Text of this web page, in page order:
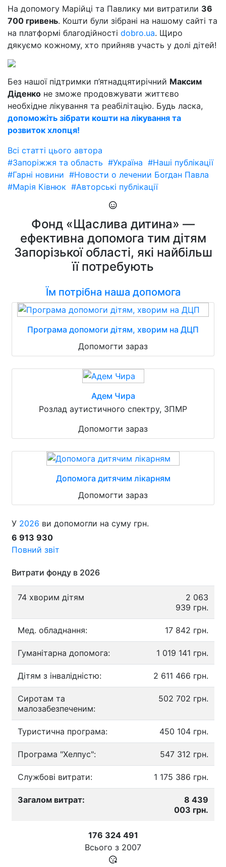
На допомогу Марійці та Павлику ми витратили 36
700 гривень. Кошти були зібрані на нашому сайті та
на платформі благодійності dobro.ua. Щиро
дякуємо кожному, хто прийняв участь у долі дітей!
Без нашої підтримки п’ятнадцятирічний Максим
Діденко не зможе продовжувати життєво
необхідне лікування та реабілітацію. Будь ласка,
допоможіть зібрати кошти на лікування та
розвиток хлопця!
Всі статті цього автора
#Запоріжжя та область #Україна #Наші публікації
#Гарні новини #Новости о лечении Богдан Павла
#Марія Ківнюк #Авторські публікації
Фонд «Щаслива дитина» —
ефективна допомога тим дітям
Запорізької області, які найбільш
її потребують
Їм потрібна наша допомога
Програма допомоги дітям, хворим на ДЦП
Допомогти зараз
Адем Чира
Розлад аутистичного спектру, ЗПМР
Допомогти зараз
Допомога дитячим лікарням
Допомогти зараз
У 2026 ви допомогли на суму грн.
6 913 930
Повний звіт
Витрати фонду в 2026
74 хворим дітям
2 063
939 грн.
Мед. обладнання: 17 842 грн.
Гуманітарна допомога: 1 019 141 грн.
Дітям з інвалідністю: 2 611 466 грн.
Сиротам та
малозабезпеченим:
502 702 грн.
Туристична програма: 450 104 грн.
Програма "Хелпус": 547 312 грн.
Службові витрати: 1 175 386 грн.
Загалом витрат:
8 439
003 грн.
176 324 491
Всього з 2007